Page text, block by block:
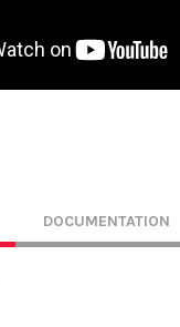
DOCUMENTATION